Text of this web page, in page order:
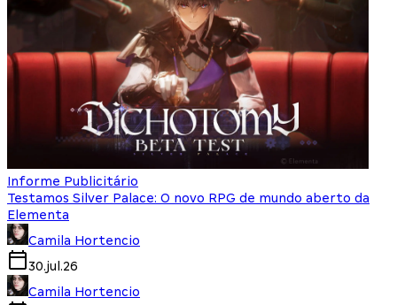
Informe Publicitário
Testamos Silver Palace: O novo RPG de mundo aberto da
Elementa
Camila Hortencio
30.jul.26
Camila Hortencio